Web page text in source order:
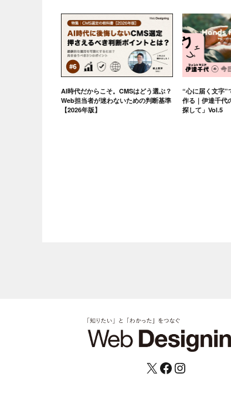
AI時代だからこそ。CMSはどう選ぶ？
Web担当者が迷わないための判断基準
【2026年版】
“心に届く文字”
作る｜伊達千代
探して」Vol.5
X Facebook Instagram